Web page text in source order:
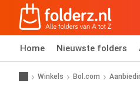
Home Nieuwste folders
Winkels Bol.com